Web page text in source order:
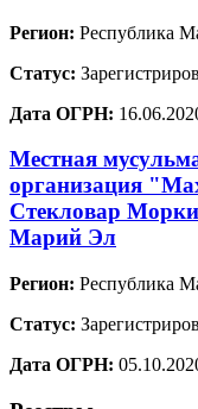
Регион: Республика
Статус:
Дата ОГРН:
Местная
организация
Стекловар
Марий Эл
Регион: Республика
Статус:
Дата ОГРН: